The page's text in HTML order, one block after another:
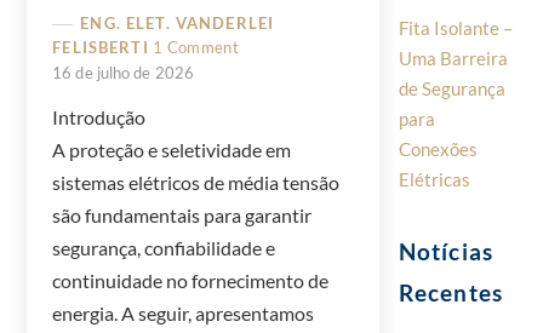
ENG. ELET. VANDERLEI
FELISBERTI 1 Comment
16 de julho de 2026
Introdução
A proteção e seletividade em
sistemas elétricos de média tensão
são fundamentais para garantir
segurança, confiabilidade e
continuidade no fornecimento de
energia. A seguir, apresentamos
Fita Isolante –
Uma Barreira
de Segurança
para
Conexões
Elétricas
Notícias
Recentes